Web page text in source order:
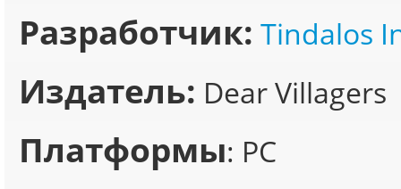
Разработчик: Tindalos
Издатель: Dear Villagers
Платформы: PC